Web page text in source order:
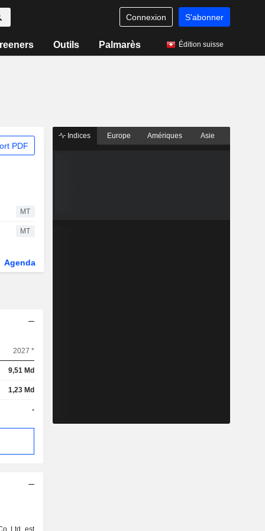
Connexion S'abonner
Outils Palmarès Édition suisse
PDF
MT
MT
Agenda
2027 *
9,51 Md
1,23 Md
-
Ltd est
Indices Europe Amériques Asie